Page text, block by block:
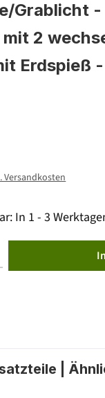
Grablicht -
2
Erdspieß -
Versandkosten
In 1 - 3
|